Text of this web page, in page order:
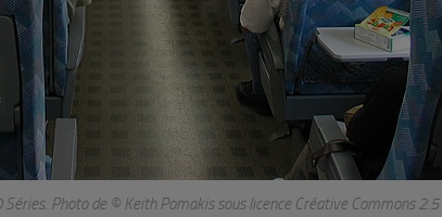
Photo de © Keith Pomakis sous licence Créative Commons 2.5